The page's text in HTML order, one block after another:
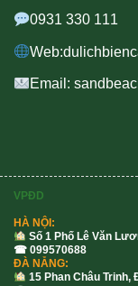
0931 330 111
Email:
VPĐD
HÀ NỘI:
Số 1 Phố Lê Văn
☎ 099570688
ĐÀ NẴNG:
15 Phan Châu Trinh,